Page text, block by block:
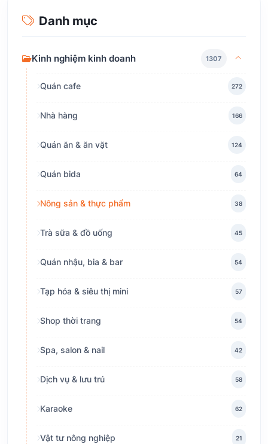
Danh mục
Kinh nghiệm kinh doanh 1307
Quán cafe 272
Nhà hàng 166
Quán ăn & ăn vặt 124
Quán bida 64
Nông sản & thực phẩm 38
Trà sữa & đồ uống 45
Quán nhậu, bia & bar 54
Tạp hóa & siêu thị mini 57
Shop thời trang 54
Spa, salon & nail 42
Dịch vụ & lưu trú 58
Karaoke 62
Vật tư nông nghiệp 21